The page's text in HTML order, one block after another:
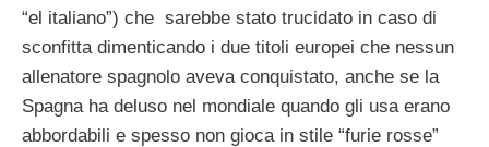
“el italiano”) che sarebbe stato trucidato in caso di
sconfitta dimenticando i due titoli europei che nessun
allenatore spagnolo aveva conquistato, anche se la
Spagna ha deluso nel mondiale quando gli usa erano
abbordabili e spesso non gioca in stile “furie rosse”